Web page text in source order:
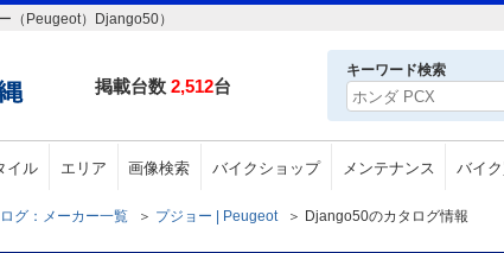
（Peugeot）Django50）
掲載台数 2,512台
キーワード検索
イル エリア 画像検索 バイクショップ メンテナンス バイ
グ：メーカー一覧 ＞ プジョー | Peugeot ＞ Django50のカタログ情報